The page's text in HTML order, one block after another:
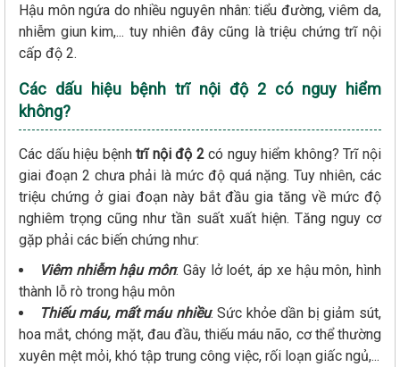
Hậu môn ngứa do nhiều nguyên nhân: tiểu đường, viêm da,
nhiễm giun kim,... tuy nhiên đây cũng là triệu chứng trĩ nội
cấp độ 2.
Các dấu hiệu bệnh trĩ nội độ 2 có nguy hiểm
không?
Các dấu hiệu bệnhtrĩ nội độ 2có nguy hiểm không? Trĩ nội
giai đoạn 2 chưa phải là mức độ quá nặng. Tuy nhiên, các
triệu chứng ở giai đoạn này bắt đầu gia tăng về mức độ
nghiêm trọng cũng như tần suất xuất hiện. Tăng nguy cơ
gặp phải các biến chứng như:
Viêm nhiễm hậu môn: Gây lở loét, áp xe hậu môn, hình
thành lỗ rò trong hậu môn
Thiếu máu, mất máu nhiều: Sức khỏe dần bị giảm sút,
hoa mắt, chóng mặt, đau đầu, thiếu máu não, cơ thể thường
xuyên mệt mỏi, khó tập trung công việc, rối loạn giấc ngủ,...